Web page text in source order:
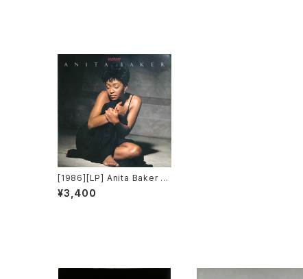
[1986][LP] Anita Baker –
Rapture [Elektra]
¥3,400